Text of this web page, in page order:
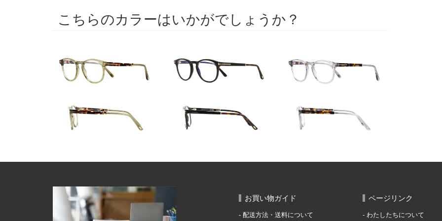
こちらのカラーはいかがでしょうか？
お買い物ガイド
配送方法・送料について
ページリンク
わたしたちについて